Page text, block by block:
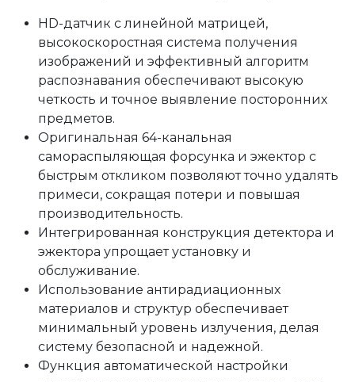
HD-датчик с линейной матрицей,
высокоскоростная система получения
изображений и эффективный алгоритм
распознавания обеспечивают высокую
четкость и точное выявление посторонних
предметов.
Оригинальная 64-канальная
самораспыляющая форсунка и эжектор с
быстрым откликом позволяют точно удалять
примеси, сокращая потери и повышая
производительность.
Интегрированная конструкция детектора и
эжектора упрощает установку и
обслуживание.
Использование антирадиационных
материалов и структур обеспечивает
минимальный уровень излучения, делая
систему безопасной и надежной.
Функция автоматической настройки